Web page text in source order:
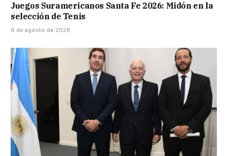
Juegos Suramericanos Santa Fe 2026: Midón en la
selección de Tenis
6 de agosto de 2026